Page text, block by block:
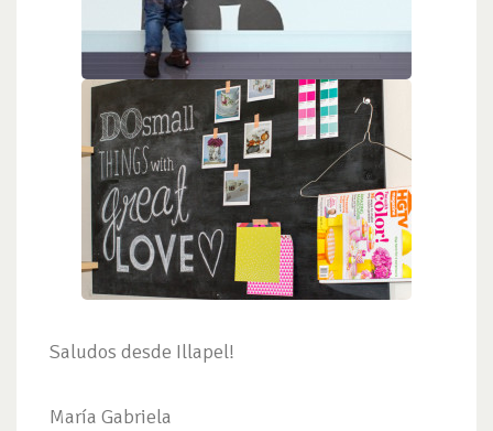
Saludos desde Illapel!
María Gabriela